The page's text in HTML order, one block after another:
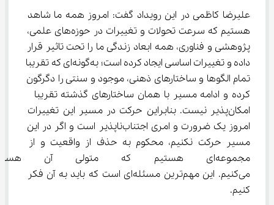
علیرضا کاظمی در این رویداد گفت: امروز همه ما شاهد
هستیم که سرعت تحولات و تغییرات در حوزه‌های علمی،
پژوهشی و فناوری، همه ابعاد زندگی ما را تحت تاثیر قرار
داده و تغییرات اساسی ایجاد کرده است؛ به‌گونه‌ای که تقریبا
تمام الگوها و ساختارهای ذهنی، موجود و سنتی را دگرگون
کرده و ادامه مسیر با همان ساختارهای گذشته تقریبا
امکان‌پذیر نیست. بنابراین حرکت در مسیر این تغییرات
امروز یک ضرورت و امری اجتناب‌ناپذیر است و اگر در این
مسیر حرکت نکنیم، محکوم به حذف از واقعیت و از
مجموعه‌ای هستیم که متولی آن
می‌کنیم. این مهم‌ترین مسئله‌ای است که باید به آن فکر
کنیم.